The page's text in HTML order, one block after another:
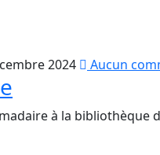
2024 Aucun
à la bibliothèque